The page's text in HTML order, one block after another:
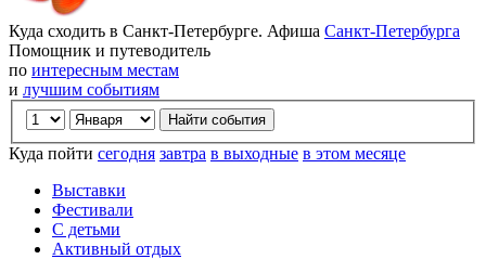
Куда сходить в Санкт-Петербурге. Афиша Санкт-Петербурга
Помощник и путеводитель
по интересным местам
и лучшим событиям
Куда пойти сегодня завтра в выходные в этом месяце
Выставки
Фестивали
С детьми
Активный отдых